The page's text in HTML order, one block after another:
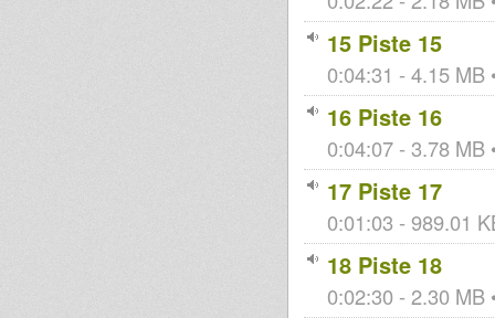
15 Piste 15
0:04:31 - 4.15 MB
16 Piste 16
0:04:07 - 3.78 MB
17 Piste 17
0:01:03 - 989.01
18 Piste 18
0:02:30 - 2.30 MB